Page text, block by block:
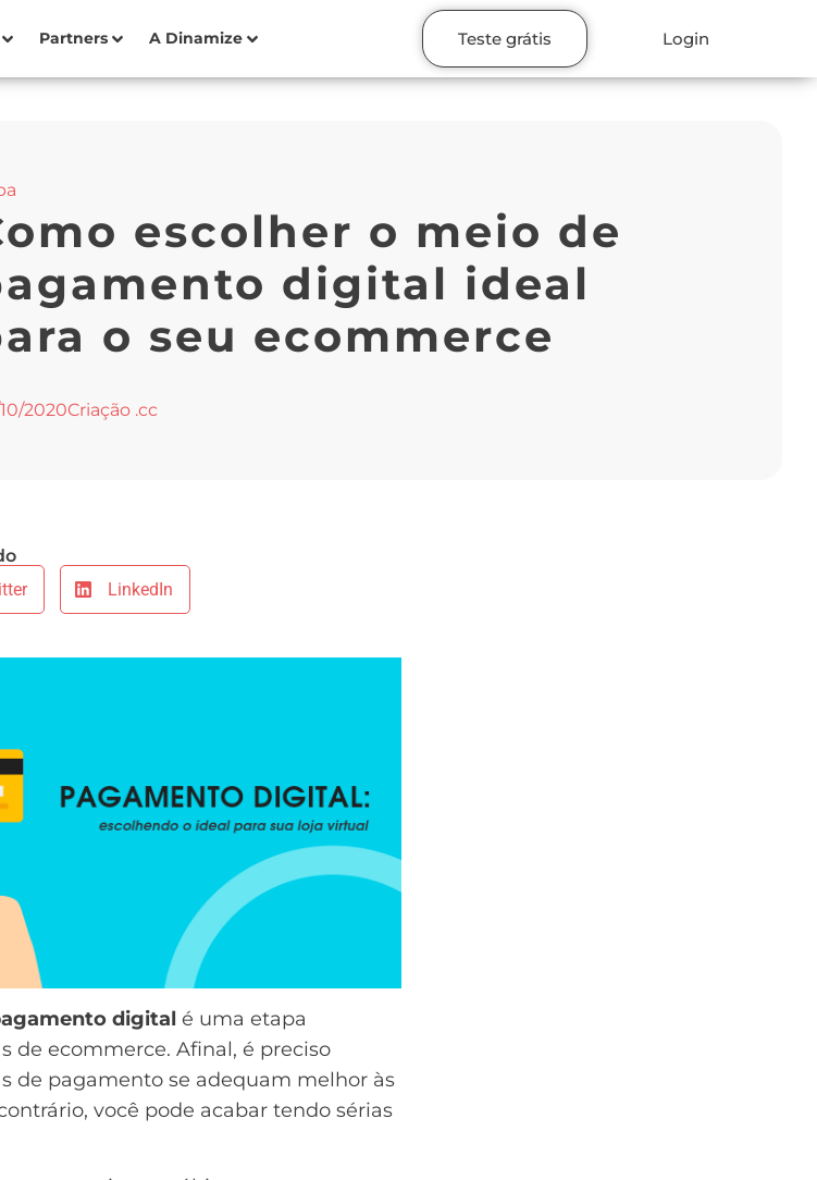
Partners A Dinamize Teste grátis Login
escolher o meio de
digital ideal
o seu ecommerce
2020Criação .cc
LinkedIn
digital é uma etapa
de ecommerce. Afinal, é preciso
de pagamento se adequam melhor às
você pode acabar tendo sérias